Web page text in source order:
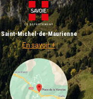
Saint-Michel-de-Maurienne
En savoir +